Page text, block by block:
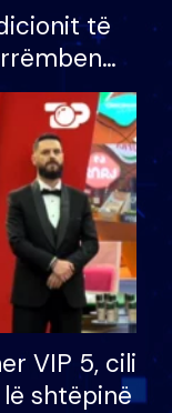
të
eurosh
VIP 5, cili
shtëpinë